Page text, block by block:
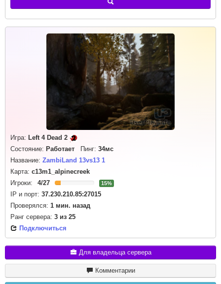
Игра: Left 4 Dead 2
Состояние: Работает Пинг: 34мс
Название: ZambiLand 13vs13 1
Карта: c13m1_alpinecreek
Игроки:
4/27 15%
IP и порт: 37.230.210.85:27015
Проверялся: 1 мин. назад
Ранг сервера: 3 из 25
Подключиться
Для владельца сервера
Комментарии